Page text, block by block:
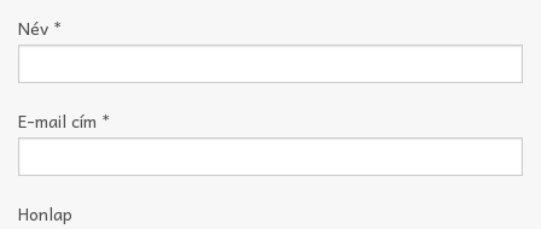
Név *
E-mail cím *
Honlap